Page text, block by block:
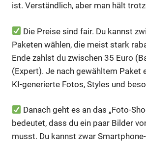
ist. Verständlich, aber man hält
Die Preise sind fair. Du kannst
Paketen wählen, die meist stark
Ende zahlst du zwischen 35 Euro
(Expert). Je nach gewähltem Paket
KI-generierte Fotos, Styles und
Danach geht es an das „Foto-
bedeutet, dass du ein paar Bilder
musst. Du kannst zwar Smartphone-